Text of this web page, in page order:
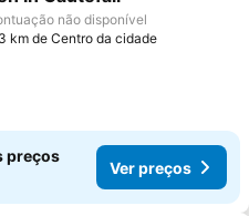
não disponível
km de Centro da cidade
preços
Ver preços